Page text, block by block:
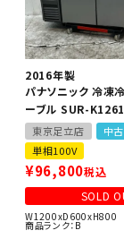
2016年製
パナソニック 冷凍
ーブル SUR-
東京足立店
中
単相100V
¥96,800税込
SOLD
W1200xD600xH800
商品ランク：B